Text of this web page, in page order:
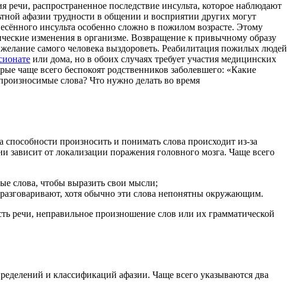
распространенное последствие инсульта, которое наблюдают
афазии трудности в общении и восприятии других могут
инсульта особенно сложно в пожилом возрасте. Этому
изменения в организме. Возвращение к привычному образу
самого человека выздороветь. Реабилитация пожилых людей
или дома, но в обоих случаях требует участия медицинских
чаще всего беспокоят родственников заболевшего: «Какие
слова? Что нужно делать во время
произносить и понимать слова происходит из-за
от локализации поражения головного мозга. Чаще всего
слова, чтобы выразить свои мысли;
хотя обычно эти слова непонятны окружающим.
речи, неправильное произношение слов или их грамматической
и классификаций афазии. Чаще всего указываются два